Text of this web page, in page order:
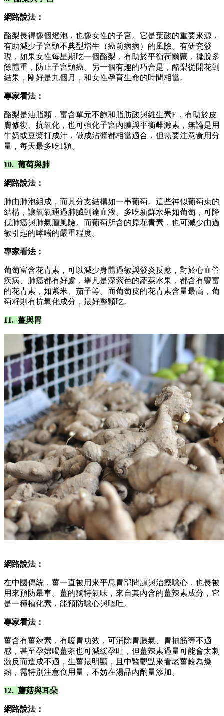
網路說法：
酪梨長得像個燈泡，也像女性的子宮。它是葉酸的重要來源，
有助減少子宮頸不典型增生（癌前病病）的風險。有研究發
現，如果女性每星期吃一個酪梨，有助於平衡荷爾蒙，擺脫多
餘體重，防止子宮頸癌。另一個有趣的巧合是，酪梨從開花到
結果，剛好是九個月，和女性孕育生命的時間相當。
專家看法：
酪梨是油脂類，富含單元不飽和脂肪酸與維生素E，有助於皮
膚修復、抗氧化，也可強化子宮內膜與平衡雌激素，無論是用
牛奶或豆漿打成汁，做成沾醬都相當適合，但需要注意食用分
量，每天最多吃1顆。
10. 葡萄與肺
網路說法：
肺由肺泡組成，而其分支結構如一串葡萄。這些神似葡萄束的
結構，讓氧氣通過肺臟到達血液。多吃新鮮水果如葡萄，可降
低肺癌與肺氣腫風險。而葡萄所含的原花青素，也可減少由過
敏引起的哮喘的嚴重程度。
專家看法：
葡萄富含花青素，可以減少身體過敏與發炎反應，對於心血管
疾病、肺癌都有好處，舉凡是深紫色的蔬菜水果，都含有豐富
的花青素，如紫米、茄子等。而葡萄皮的花青素含量最高，葡
萄籽則有抗氧化成分，最好整顆吃。
11. 薑與胃
網路說法：
在中國傳統，薑一直被用來平息胃部問題與治療噁心，也長被
用來預防暈車。薑的獨特氣味，來自其內含的薑辣素成分，它
是一種植化素，能預防噁心與嘔吐。
專家看法：
薑含有薑辣素，有暖胃功效，可消除胃脹氣、胃抽筋等不適
感，甚至孕婦喝薑茶也可減緩孕吐，但薑辣素過量可能會太刺
激反而造成不適，生薑最明顯，且中醫觀點來看老薑較為燥
熱，需特別注意食用量，不妨在湯品內酌量添加。
12. 蘑菇與耳朵
網路說法：